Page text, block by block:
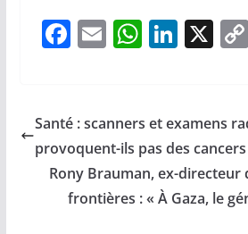
F
b
o
o
k
E
l
W
s
A
p
p
Li
e
dI
n
X
Santé : scanners et examens
provoquent-ils pas des cancers
Rony Brauman, ex-directeur
frontières : « À Gaza, le